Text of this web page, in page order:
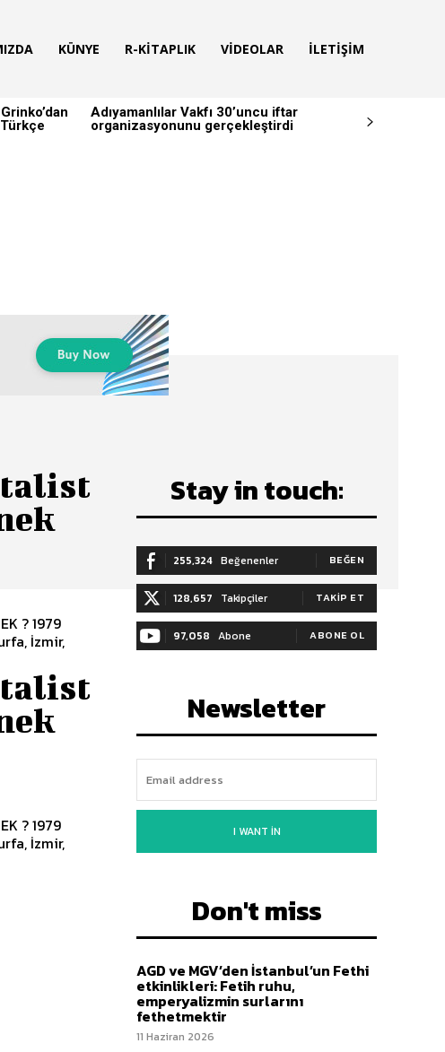
KÜNYE R-KITAPLIK VIDEOLAR İLETIŞIM
Adıyamanlılar Vakfı 30’uncu iftar
organizasyonunu gerçekleştirdi
İzmir,
İzmir,
Stay in touch:
255,324 Beğenenler BEĞEN
128,657 Takipçiler TAKIP ET
97,058 Abone ABONE OL
Newsletter
I WANT IN
Don't miss
AGD ve MGV’den İstanbul’un Fethi
etkinlikleri: Fetih ruhu,
emperyalizmin surlarını
fethetmektir
11 Haziran 2026